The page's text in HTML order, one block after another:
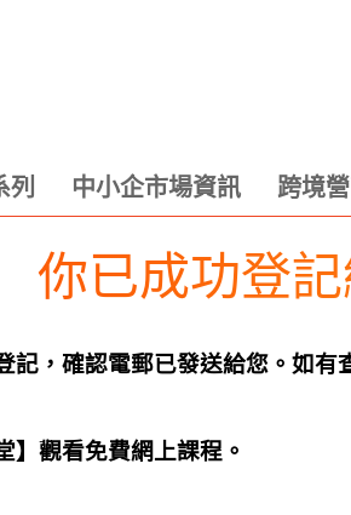
列 中小企市場資訊 跨境
你已成功登
，確認電郵已發送給您。如有
】觀看免費網上課程。